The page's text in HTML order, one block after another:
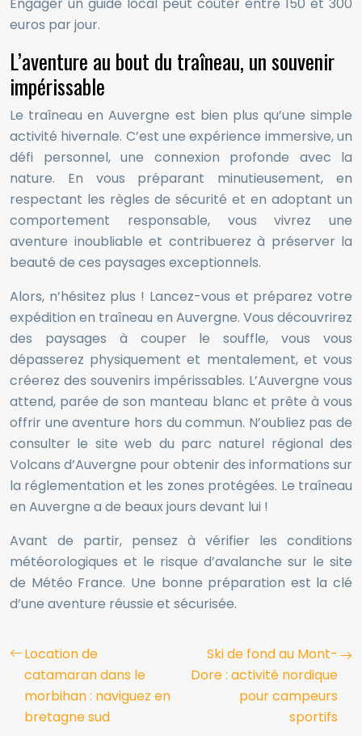
euros par jour.
L’aventure au bout du traîneau, un souvenir
impérissable
Le traîneau en Auvergne est bien plus qu’une simple
activité hivernale. C’est une expérience immersive, un
défi personnel, une connexion profonde avec la
nature. En vous préparant minutieusement, en
respectant les règles de sécurité et en adoptant un
comportement responsable, vous vivrez une
aventure inoubliable et contribuerez à préserver la
beauté de ces paysages exceptionnels.
Alors, n’hésitez plus ! Lancez-vous et préparez votre
expédition en traîneau en Auvergne. Vous découvrirez
des paysages à couper le souffle, vous vous
dépasserez physiquement et mentalement, et vous
créerez des souvenirs impérissables. L’Auvergne vous
attend, parée de son manteau blanc et prête à vous
offrir une aventure hors du commun. N’oubliez pas de
consulter le site web du parc naturel régional des
Volcans d’Auvergne pour obtenir des informations sur
la réglementation et les zones protégées. Le traîneau
en Auvergne a de beaux jours devant lui !
Avant de partir, pensez à vérifier les conditions
météorologiques et le risque d’avalanche sur le site
de Météo France. Une bonne préparation est la clé
d’une aventure réussie et sécurisée.
Location de
catamaran dans le
morbihan : naviguez en
bretagne sud
Ski de fond au Mont-
Dore : activité nordique
pour campeurs
sportifs